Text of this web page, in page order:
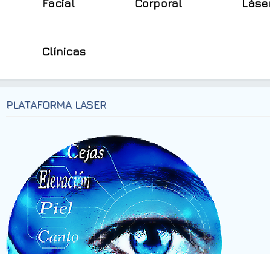
Facial Corporal
Clínicas
PLATAFORMA LASER